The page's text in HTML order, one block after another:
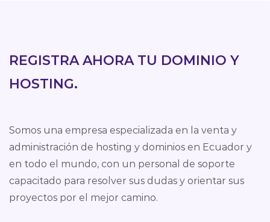
REGISTRA AHORA TU DOMINIO Y
HOSTING.
Somos una empresa especializada en la venta y
administración de hosting y dominios en Ecuador y
en todo el mundo, con un personal de soporte
capacitado para resolver sus dudas y orientar sus
proyectos por el mejor camino.